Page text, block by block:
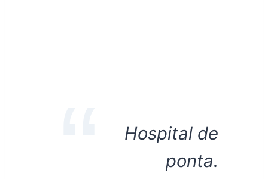
Hospital de
ponta.